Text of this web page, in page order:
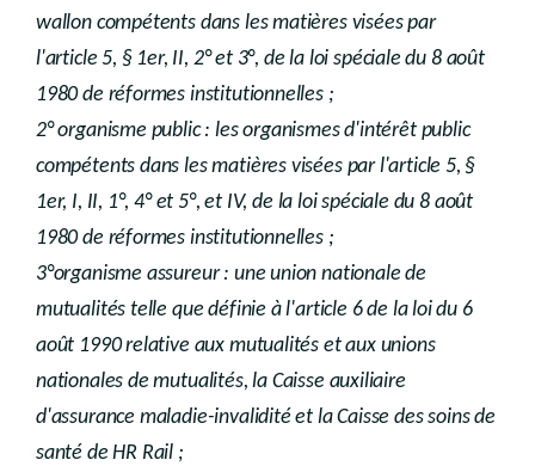
wallon compétents dans les matières visées par
l'article 5, § 1er, II, 2° et 3°, de la loi spéciale du 8 août
1980 de réformes institutionnelles ;
2° organisme public : les organismes d'intérêt public
compétents dans les matières visées par l'article 5, §
1er, I, II, 1°, 4° et 5°, et IV, de la loi spéciale du 8 août
1980 de réformes institutionnelles ;
3°organisme assureur : une union nationale de
mutualités telle que définie à l'article 6 de la loi du 6
août 1990 relative aux mutualités et aux unions
nationales de mutualités, la Caisse auxiliaire
d'assurance maladie-invalidité et la Caisse des soins de
santé de HR Rail ;